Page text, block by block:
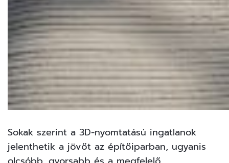
Sokak szerint a 3D-nyomtatású ingatlanok
jelenthetik a jövőt az építőiparban, ugyanis